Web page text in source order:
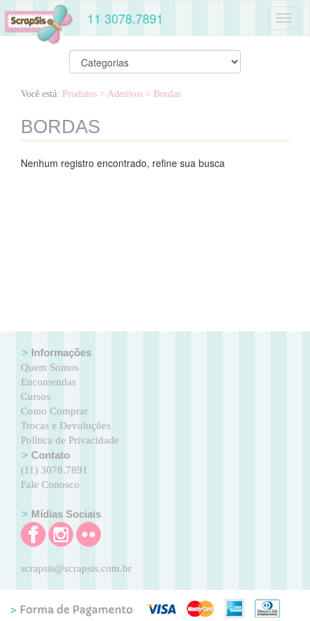
11 3078.7891
Você está: Produtos > Adesivos > Bordas
BORDAS
Nenhum registro encontrado, refine sua busca
Informações
Quem Somos
Encomendas
Cursos
Como Comprar
Trocas e Devoluções
Política de Privacidade
Contato
(11) 3078.7891
Fale Conosco
Mídias Sociais
scrapsis@scrapsis.com.br